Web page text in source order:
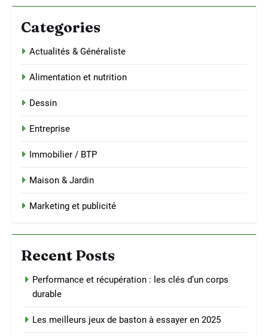
Categories
Actualités & Généraliste
Alimentation et nutrition
Dessin
Entreprise
Immobilier / BTP
Maison & Jardin
Marketing et publicité
Recent Posts
Performance et récupération : les clés d’un corps
durable
Les meilleurs jeux de baston à essayer en 2025